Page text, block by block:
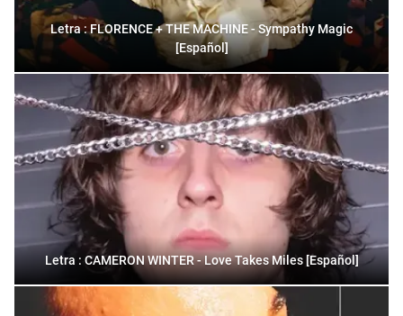
Letra : FLORENCE + THE MACHINE - Sympathy Magic
[Español]
Letra : CAMERON WINTER - Love Takes Miles [Español]